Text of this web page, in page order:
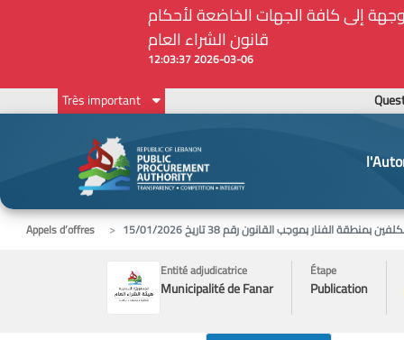
Très important
Appels d’offres
الفنار بموجب القانون رقم 38 تاريخ 15/01/2026
Entité adjudicatrice
Municipalité de Fanar
Étape
Publication